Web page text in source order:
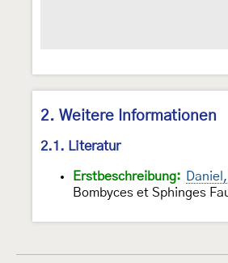
2. Weitere Informationen
2.1. Literatur
Erstbeschreibung:
Bombyces et Sphinges